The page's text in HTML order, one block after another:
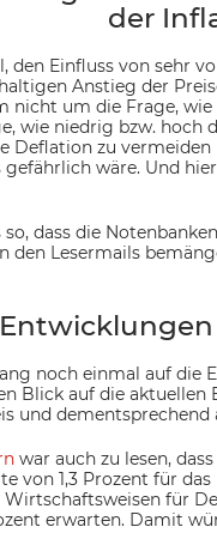
der
den Einfluss von sehr
Anstieg der
nicht um die Frage,
wie niedrig bzw. hoch
Deflation zu
gefährlich wäre. Und
so, dass die
den Lesermails
noch einmal auf die
Blick auf die
und
war auch zu lesen,
von 1,3 Prozent für
für
erwarten. Damit